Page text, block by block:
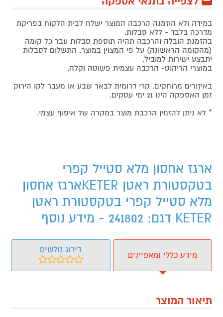
במידה ולא הוזמנה הרכבה המוצר ישלח לבית הלקוח בפריקת
מדרכה בלבד - ללא סבלות.
בהזמנת הובלה והרכבה תהיה תוספת סבלות עבר כל קומה
(מהקומה הראשונה) על פי המצוין במוצר. התשלום לסבלות
יתבצע ישירות למוביל.
במוצרי הריהוט- הרכבה עצמית פשוטה וקלה.
באיזורים מרוחקים, קרי דרומית לבאר שבע או מעבר לקו הירוק
זמן האספקה הינו 21 ימי עסקים.
* לא ניתן להזמין הרכבת מוצר במקרה של איסוף עצמי.
ארגז אחסון מלא סטייל קפרי
בטקסטורת ראטן KETERארגז אחסון
מלא סטייל קפרי בטקסטורת ראטן
KETER דגם: 241802 - מידע נוסף
מידע כללי ומאפיינים
דירוג גולשים
תיאור המוצר